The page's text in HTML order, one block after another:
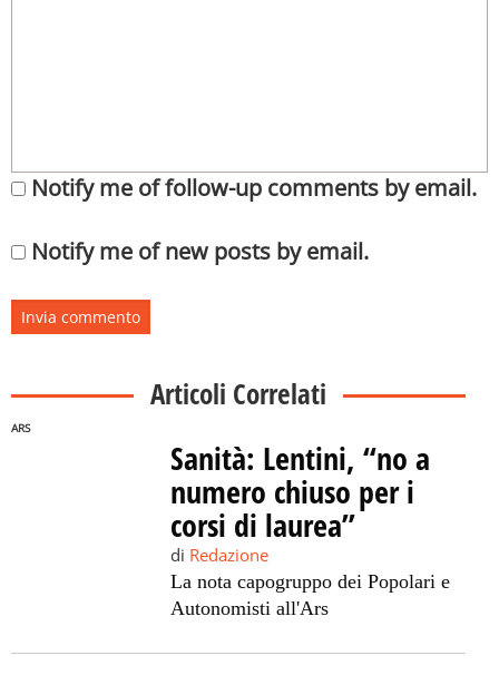
Notify me of follow-up comments by email.
Notify me of new posts by email.
Articoli Correlati
ARS
Sanità: Lentini, “no a
numero chiuso per i
corsi di laurea”
di Redazione
La nota capogruppo dei Popolari e
Autonomisti all'Ars